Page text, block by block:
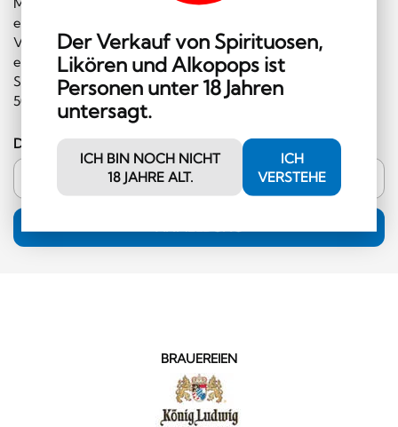
Der Verkauf von Spirituosen,
Likören und Alkopops ist
Personen unter 18 Jahren
untersagt.
ICH BIN NOCH NICHT
18 JAHRE ALT.
ICH
VERSTEHE
erhalten Sie regelmäßig Informationen über
Veranstaltungen und Sonderangebote. Ausserdem
erhalten Sie einen Gutschein im Wert von CHF 10.00, den
Sie im Shop einlösen können (Mindestbestellwert CHF
50.00 und ausserhalb der Kategorie Hochprozentiges)!
Deine E-Mail-Adresse
ANMELDUNG
BRAUEREIEN